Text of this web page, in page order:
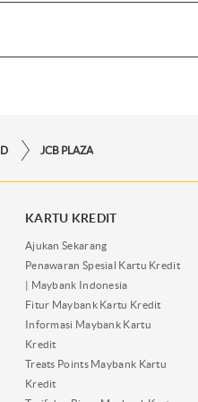
JCB PLAZA
KARTU KREDIT
Ajukan Sekarang
Penawaran Spesial Kartu Kredit
| Maybank Indonesia
Fitur Maybank Kartu Kredit
Informasi Maybank Kartu
Kredit
Treats Points Maybank Kartu
Kredit